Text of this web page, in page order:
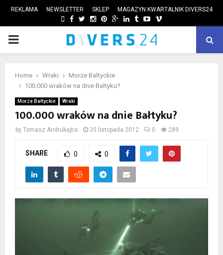
REKLAMA NEWSLETTER SKLEP MAGAZYN KWARTALNIK DIVERS24
FACEBOOK
TWITTER
INSTAGRAM
PINTEREST
GOOGLE
LINKEDIN
TUMBLRYOUTUBE
VIMEO
PRIMARY
Home Wraki
Morze Bałtyckie
100.000 wraków na dnie Bałtyku?
Morze Bałtyckie Wraki
100.000 wraków na dnie Bałtyku?
by Tomasz Andrukajtis 20 listopada 2012 0 289
SHARE 0 0